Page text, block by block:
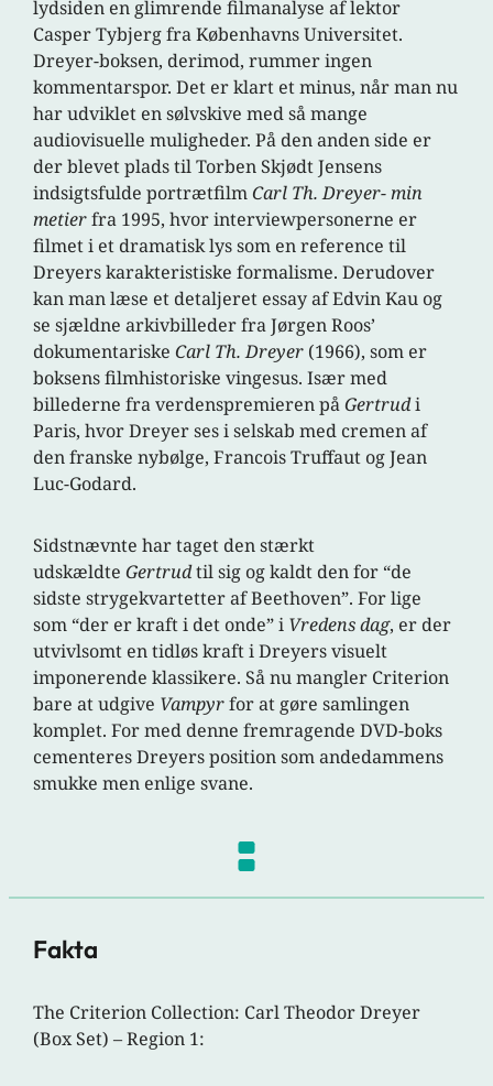
lydsiden en glimrende filmanalyse af lektor
Casper Tybjerg fra Københavns Universitet.
Dreyer-boksen, derimod, rummer ingen
kommentarspor. Det er klart et minus, når man nu
har udviklet en sølvskive med så mange
audiovisuelle muligheder. På den anden side er
der blevet plads til Torben Skjødt Jensens
indsigtsfulde portrætfilmCarl Th. Dreyer- min
metierfra 1995, hvor interviewpersonerne er
filmet i et dramatisk lys som en reference til
Dreyers karakteristiske formalisme. Derudover
kan man læse et detaljeret essay af Edvin Kau og
se sjældne arkivbilleder fra Jørgen Roos’
dokumentariskeCarl Th. Dreyer (1966), som er
boksens filmhistoriske vingesus. Især med
billederne fra verdenspremieren påGertrudi
Paris, hvor Dreyer ses i selskab med cremen af
den franske nybølge, Francois Truffaut og Jean
Luc-Godard.
Sidstnævnte har taget den stærkt
udskældteGertrudtil sig og kaldt den for “de
sidste strygekvartetter af Beethoven”. For lige
som “der er kraft i det onde” i Vredens dag, er der
utvivlsomt en tidløs kraft i Dreyers visuelt
imponerende klassikere. Så nu mangler Criterion
bare at udgive Vampyrfor at gøre samlingen
komplet. For med denne fremragende DVD-boks
cementeres Dreyers position som andedammens
smukke men enlige svane.
Fakta
The Criterion Collection: Carl Theodor Dreyer
(Box Set) – Region 1: